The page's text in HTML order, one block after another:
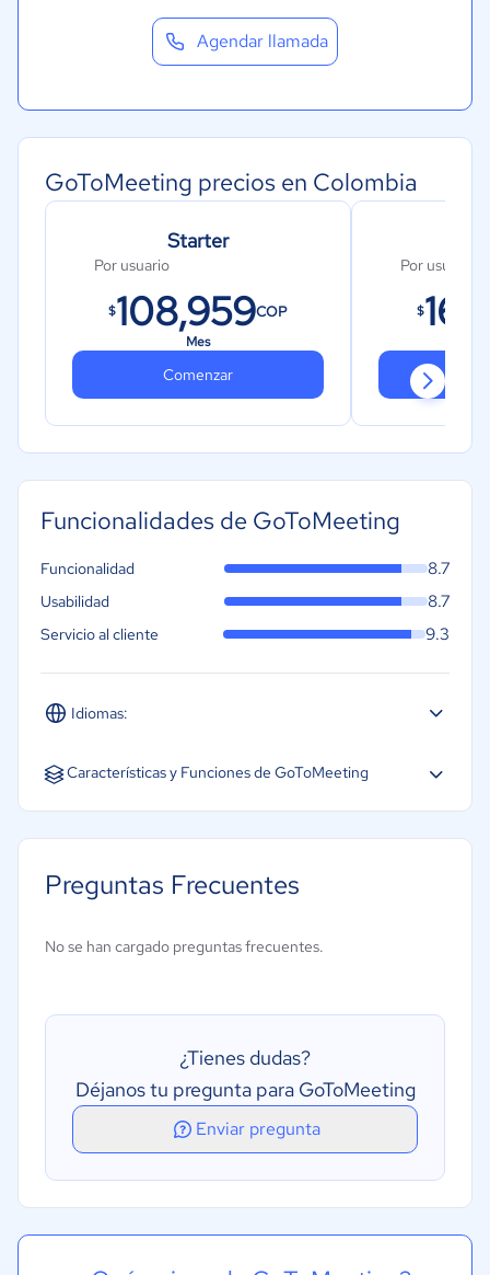
Agendar llamada
GoToMeeting precios en Colombia
Starter
Por usuario
$108,959COP
Mes
Comenzar
Por usuario.
$
Funcionalidades de GoToMeeting
Idiomas:
Español Inglés Portugués
Funcionalidad 8.7
Usabilidad 8.7
Servicio al cliente 9.3
Características y Funciones de GoToMeeting
Chat en tiempo real
Uso compartido de la pantalla
Videoconferencia
Preguntas Frecuentes
No se han cargado preguntas frecuentes.
¿Tienes dudas?
Déjanos tu pregunta para GoToMeeting
Enviar pregunta